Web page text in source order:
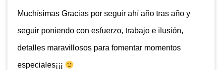
Muchísimas Gracias por seguir ahí año tras año y
seguir poniendo con esfuerzo, trabajo e ilusión,
detalles maravillosos para fomentar momentos
especiales¡¡¡